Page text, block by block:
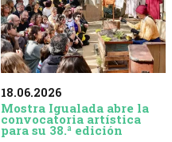
18.06.2026
Mostra Igualada abre la
convocatoria artística
para su 38.ª edición